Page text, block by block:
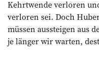
Kehrtwende verloren
verloren sei. Doch
müssen aussteigen aus
je länger wir warten,